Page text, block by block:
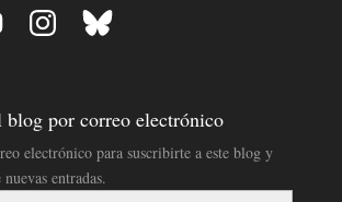
InstagramBluesky
blog por correo electrónico
electrónico para suscribirte a este blog y
entradas.